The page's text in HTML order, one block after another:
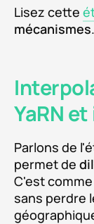
Lisez cette
mécanismes.
YaRN et
Parlons de
permet de
C'est
sans perdre